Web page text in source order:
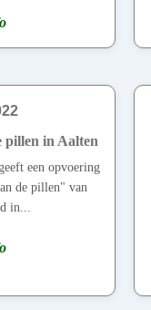
pillen in Aalten
een opvoering
de pillen" van
in...